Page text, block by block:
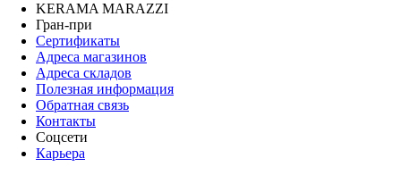
KERAMA MARAZZI
Гран-при
Сертификаты
Адреса магазинов
Адреса складов
Полезная информация
Обратная связь
Контакты
Соцсети
Карьера